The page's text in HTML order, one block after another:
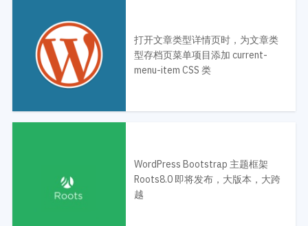
打开文章类型详情页时，为文章类
型存档页菜单项目添加 current-
menu-item CSS 类
WordPress Bootstrap 主题框架
Roots8.0 即将发布，大版本，大跨
越